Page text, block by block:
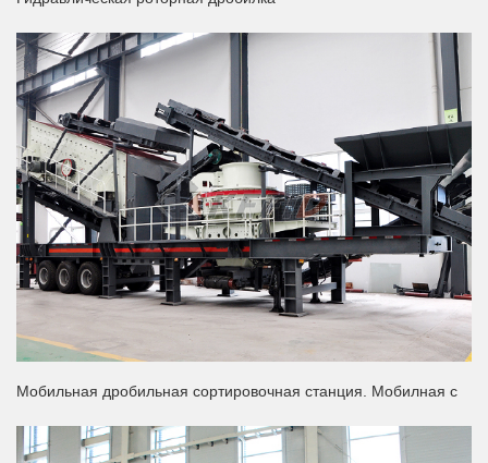
Мобильная дробильная сортировочная станция. Мобилная с